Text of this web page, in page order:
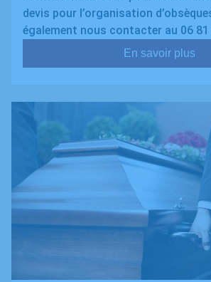
devis pour l’organisation
également nous contacter au 06 81
En savoir plus